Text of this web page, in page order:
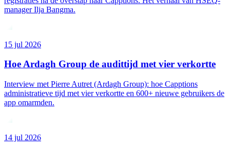
manager Ilja Bangma.
15 jul 2026
Hoe Ardagh Group de audittijd met vier verkortte
Interview met Pierre Autret (Ardagh Group): hoe Capptions
administratieve tijd met vier verkortte en 600+ nieuwe gebruikers de
app omarmden.
14 jul 2026